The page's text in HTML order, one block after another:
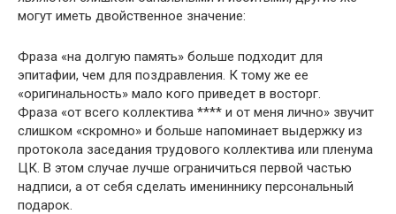
могут иметь двойственное значение:
Фраза «на долгую память» больше подходит для
эпитафии, чем для поздравления. К тому же ее
«оригинальность» мало кого приведет в восторг.
Фраза «от всего коллектива **** и от меня лично» звучит
слишком «скромно» и больше напоминает выдержку из
протокола заседания трудового коллектива или пленума
ЦК. В этом случае лучше ограничиться первой частью
надписи, а от себя сделать имениннику персональный
подарок.